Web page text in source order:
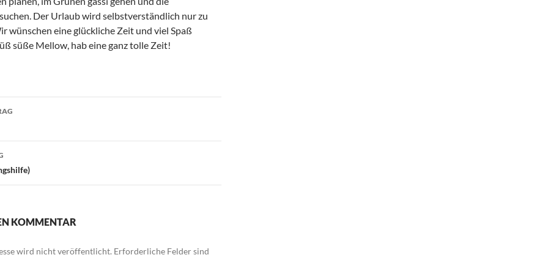
Der Urlaub wird selbstverständlich nur zu
wünschen eine glückliche Zeit und viel Spaß
süße Mellow, hab eine ganz tolle Zeit!
KOMMENTAR
wird nicht veröffentlicht. Erforderliche Felder sind